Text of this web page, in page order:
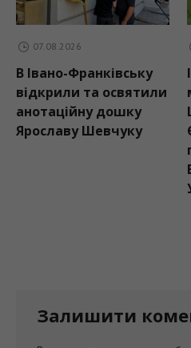
07.08.2026
В Івано-Франківську
відкрили та освятили
анотаційну дошку
Ярославу Шевчуку
Залишити